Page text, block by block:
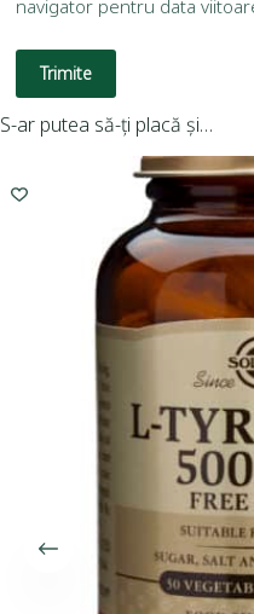
navigator pentru data
Trimite
S-ar putea să-ți placă și…